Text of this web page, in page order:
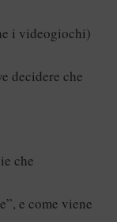
i videogiochi)
decidere che
che
e come viene